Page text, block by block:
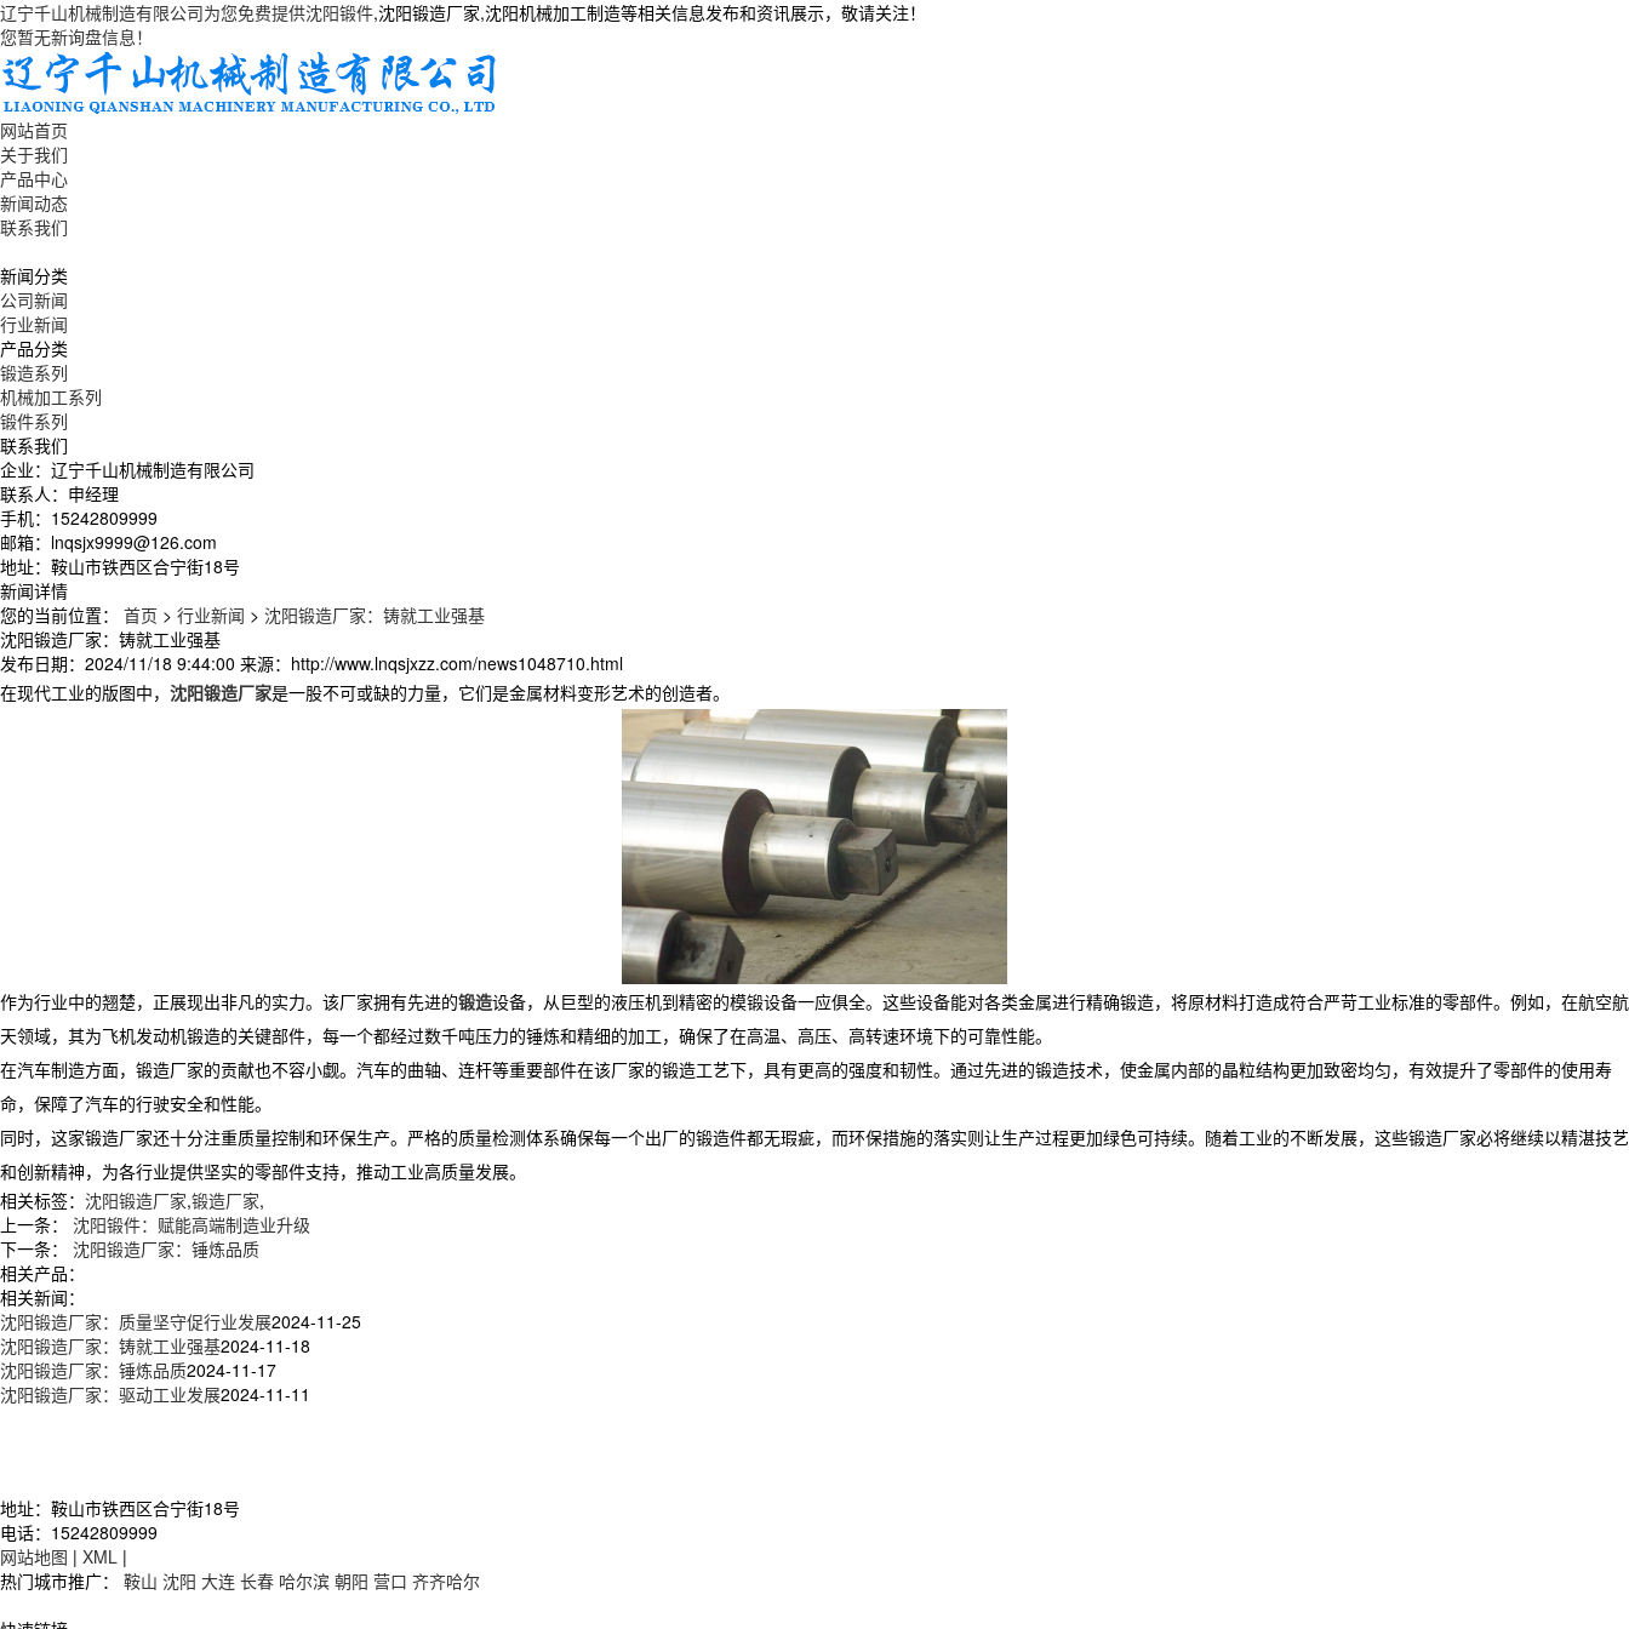
辽宁千山机械制造有限公司为您免费提供沈阳锻件,沈阳锻造厂家,沈阳机械加工制造等相关信息发布和资讯展示，敬请关注！
您暂无新询盘信息！
网站首页
关于我们
产品中心
新闻动态
联系我们
新闻分类
公司新闻
行业新闻
产品分类
锻造系列
机械加工系列
锻件系列
联系我们
企业：辽宁千山机械制造有限公司
联系人：申经理
手机：15242809999
邮箱：lnqsjx9999@126.com
地址：鞍山市铁西区合宁街18号
新闻详情
您的当前位置： 首页 > 行业新闻 > 沈阳锻造厂家：铸就工业强基
沈阳锻造厂家：铸就工业强基
发布日期： 2024/11/18 9:44:00 来源： http://www.lnqsjxzz.com/news1048710.html
在现代工业的版图中， 沈阳锻造厂家是一股不可或缺的力量，它们是金属材料变形艺术的创造者。
作为行业中的翘楚，正展现出非凡的实力。该厂家拥有先进的锻造设备，从巨型的液压机到精密的模锻设备一应俱全。这些设备能对各类金属进行精确锻造，将原材料打造成符合严苛工业标准的零部件。例如，在航空航
天领域，其为飞机发动机锻造的关键部件，每一个都经过数千吨压力的锤炼和精细的加工，确保了在高温、高压、高转速环境下的可靠性能。
在汽车制造方面，锻造厂家的贡献也不容小觑。汽车的曲轴、连杆等重要部件在该厂家的锻造工艺下，具有更高的强度和韧性。通过先进的锻造技术，使金属内部的晶粒结构更加致密均匀，有效提升了零部件的使用寿
命，保障了汽车的行驶安全和性能。
同时，这家锻造厂家还十分注重质量控制和环保生产。严格的质量检测体系确保每一个出厂的锻造件都无瑕疵，而环保措施的落实则让生产过程更加绿色可持续。随着工业的不断发展，这些锻造厂家必将继续以精湛技艺
和创新精神，为各行业提供坚实的零部件支持，推动工业高质量发展。
相关标签： 沈阳锻造厂家,锻造厂家,
上一条：
沈阳锻件：赋能高端制造业升级
下一条：
沈阳锻造厂家：锤炼品质
相关产品：
相关新闻：
沈阳锻造厂家：质量坚守促行业发展2024-11-25
沈阳锻造厂家：铸就工业强基2024-11-18
沈阳锻造厂家：锤炼品质2024-11-17
沈阳锻造厂家：驱动工业发展2024-11-11
地址：鞍山市铁西区合宁街18号
电话：15242809999
网站地图 | XML |
热门城市推广： 鞍山 沈阳 大连 长春 哈尔滨 朝阳 营口 齐齐哈尔